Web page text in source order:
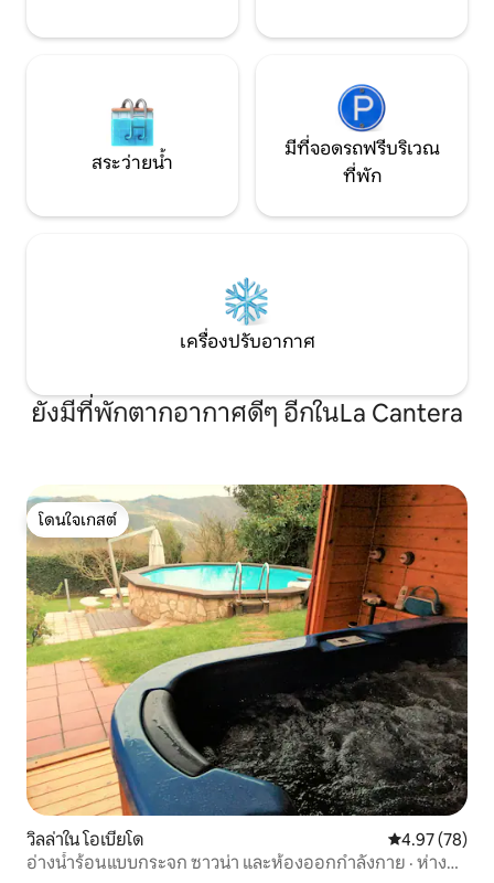
สระว่ายน้ำ
มีที่จอดรถฟรีบริเวณ
ที่พัก
เครื่องปรับอากาศ
ยังมีที่พักตากอากาศดีๆ อีกในLa Cantera
โดนใจเกสต์
โดนใจเกสต์
วิลล่าใน โอเบียโด คะแนนเฉลี่ย
4.97 (78)
อ่างน้ำร้อนแบบกระจก ซาวน่า และห้องออกกำลังกาย · ห่าง